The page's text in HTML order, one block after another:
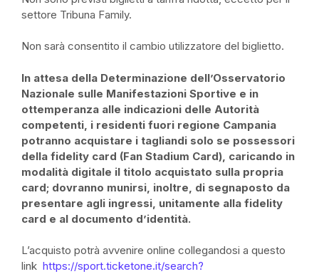
settore Tribuna Family.
Non sarà consentito il cambio utilizzatore del biglietto.
In attesa della Determinazione dell’Osservatorio
Nazionale sulle Manifestazioni Sportive e in
ottemperanza alle indicazioni delle Autorità
competenti, i residenti fuori regione Campania
potranno acquistare i tagliandi solo se possessori
della fidelity card (Fan Stadium Card), caricando in
modalità digitale il titolo acquistato sulla propria
card; dovranno munirsi, inoltre, di segnaposto da
presentare agli ingressi, unitamente alla fidelity
card e al documento d’identità.
L’acquisto potrà avvenire online collegandosi a questo
link https://sport.ticketone.it/search?